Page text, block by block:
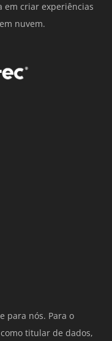
em criar experiências
nuvem.
para nós. Para o
titular de dados,